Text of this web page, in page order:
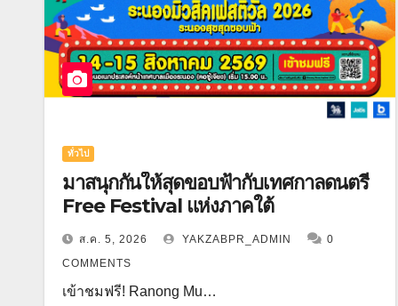
ทั่วไป
มาสนุกกันให้สุดขอบฟ้ากับเทศกาลดนตรี
Free Festival แห่งภาคใต้
ส.ค. 5, 2026 YAKZABPR_ADMIN
0
COMMENTS
เข้าชมฟรี! Ranong Mu…